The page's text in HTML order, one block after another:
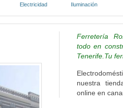
Electricidad Iluminación
Ferretería
todo en
Tenerife.Tu
nuestra
online en